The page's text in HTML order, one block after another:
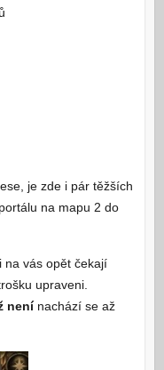
je zde i pár těžších
na mapu 2 do
na vás opět čekají
upraveni.
není nachází se až